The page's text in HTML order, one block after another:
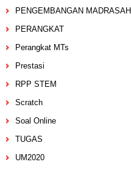
PENGEMBANGAN MADRASAH
PERANGKAT
Perangkat MTs
Prestasi
RPP STEM
Scratch
Soal Online
TUGAS
UM2020